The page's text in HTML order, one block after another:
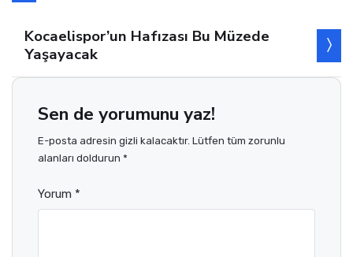
Kocaelispor’un Hafızası Bu Müzede
Yaşayacak
Sen de yorumunu yaz!
E-posta adresin gizli kalacaktır. Lütfen tüm zorunlu
alanları doldurun *
Yorum *